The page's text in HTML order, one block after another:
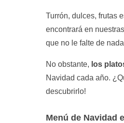
Turrón, dulces, frutas
encontrará en nuestras
que no le falte de
No obstante, los
Navidad cada año.
descubrirlo!
Menú de Navidad